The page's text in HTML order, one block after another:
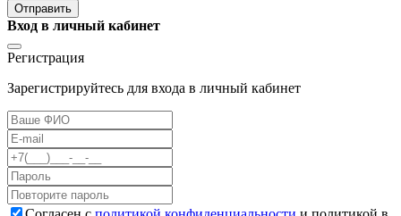
Отправить
Вход в личный кабинет
Регистрация
Зарегистрируйтесь для входа в личный кабинет